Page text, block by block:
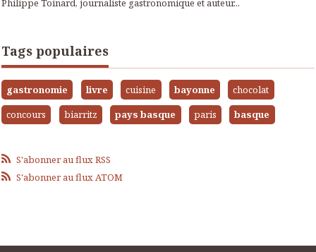
Philippe Toinard, journaliste gastronomique et auteur...
Tags populaires
gastronomie livre cuisine bayonne
chocolat
concours
biarritz pays basque paris basque
S'abonner au flux RSS
S'abonner au flux ATOM